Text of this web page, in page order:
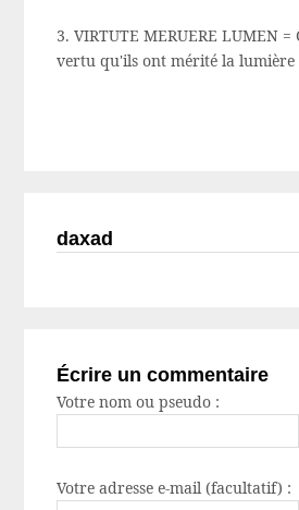
3. VIRTUTE MERUERE LUMEN
vertu qu'ils ont mérité la lumière
daxad
Écrire un commentaire
Votre nom ou pseudo :
Votre adresse e-mail (facultatif) :